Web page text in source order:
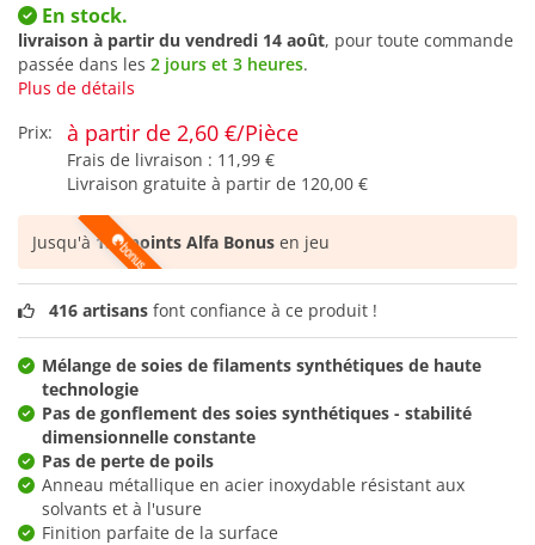
En stock.
livraison à partir du vendredi 14 août, pour toute commande
passée dans les 2 jours et 3 heures.
Plus de détails
Prix:
à partir de 2,60 €/Pièce
Frais de livraison : 11,99 €
Livraison gratuite à partir de 120,00 €
Jusqu'à154 points Alfa Bonus en jeu
416 artisans font confiance à ce produit !
Mélange de soies de filaments synthétiques de haute
technologie
Pas de gonflement des soies synthétiques - stabilité
dimensionnelle constante
Pas de perte de poils
Anneau métallique en acier inoxydable résistant aux
solvants et à l'usure
Finition parfaite de la surface